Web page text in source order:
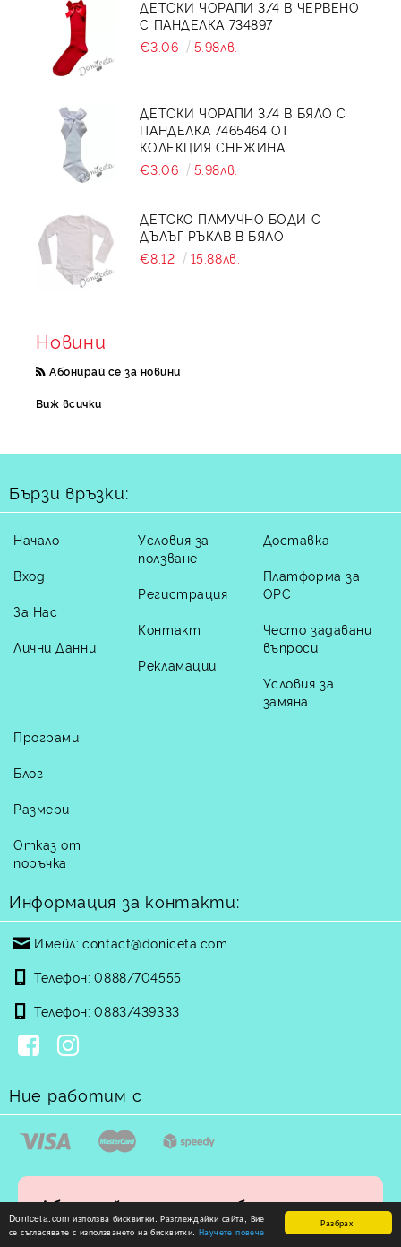
Разбрах!
Doniceta.com използва бисквитки. Разглеждайки сайта, Вие
се съгласявате с използването на бисквитки. Научете повече
ДЕТСКИ ЧОРАПИ 3/4 В ЧЕРВЕНО
С ПАНДЕЛКА 734897
€3.06
5.98лв.
ДЕТСКИ ЧОРАПИ 3/4 В БЯЛО С
ПАНДЕЛКА 7465464 ОТ
КОЛЕКЦИЯ СНЕЖИНА
€3.06
5.98лв.
ДЕТСКО ПАМУЧНО БОДИ С
ДЪЛЪГ РЪКАВ В БЯЛО
€8.12
15.88лв.
Новини
Абонирай се за новини
Виж всички
Бързи връзки:
Начало
Вход
За Нас
Лични Данни
Условия за
ползване
Регистрация
Контакт
Рекламации
Доставка
Платформа за
ОРС
Често задавани
въпроси
Условия за
замяна
Програми
Блог
Размери
Отказ от
поръчка
Информация за контакти:
Имейл: contact@doniceta.com
Телефон: 0888/704555
Телефон: 0883/439333
Ние работим с
Абонирай се за нашия бюлетин